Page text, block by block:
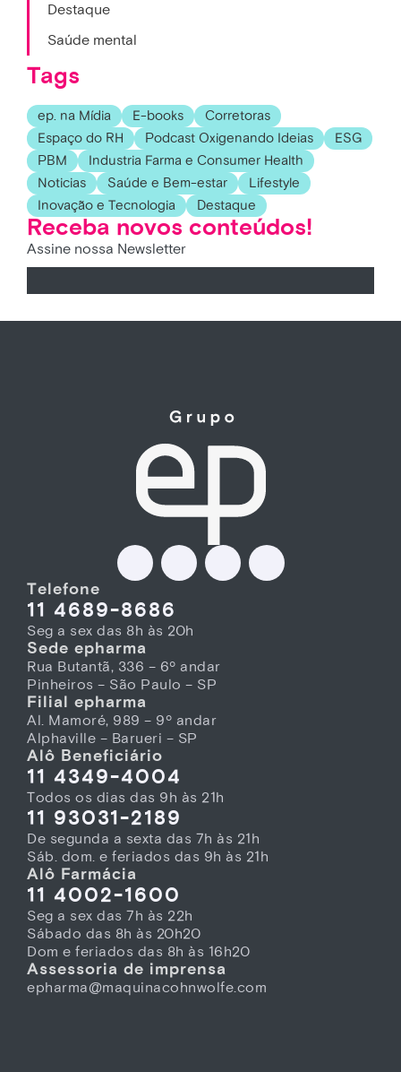
Destaque
Saúde mental
Tags
ep. na Mídia E-books
Corretoras
Espaço do RH
Podcast Oxigenando Ideias
ESG
PBM
Industria Farma e Consumer Health
Noticias
Saúde e Bem-estar
Lifestyle
Inovação e Tecnologia
Destaque
Receba novos conteúdos!
Assine nossa Newsletter
Telefone
11 4689-8686
Seg a sex das 8h às 20h
Sede epharma
Rua Butantã, 336 – 6º andar
Pinheiros – São Paulo – SP
Filial epharma
Al. Mamoré, 989 – 9º andar
Alphaville – Barueri – SP
Alô Beneficiário
11 4349-4004
Todos os dias das 9h às 21h
11 93031-2189
De segunda a sexta das 7h às 21h
Sáb. dom. e feriados das 9h às 21h
Alô Farmácia
11 4002-1600
Seg a sex das 7h às 22h
Sábado das 8h às 20h20
Dom e feriados das 8h às 16h20
Assessoria de imprensa
epharma@maquinacohnwolfe.com